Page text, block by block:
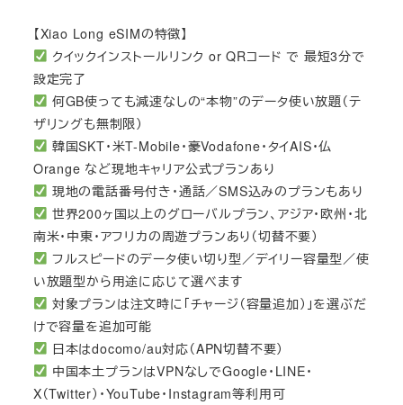
【Xiao Long eSIMの特徴】
クイックインストールリンク or QRコード で 最短3分で
設定完了
何GB使っても減速なしの“本物”のデータ使い放題（テ
ザリングも無制限）
韓国SKT・米T-Mobile・豪Vodafone・タイAIS・仏
Orange など現地キャリア公式プランあり
現地の電話番号付き・通話／SMS込みのプランもあり
世界200ヶ国以上のグローバルプラン、アジア・欧州・北
南米・中東・アフリカの周遊プランあり（切替不要）
フルスピードのデータ使い切り型／デイリー容量型／使
い放題型から用途に応じて選べます
対象プランは注文時に「チャージ（容量追加）」を選ぶだ
けで容量を追加可能
日本はdocomo/au対応（APN切替不要）
中国本土プランはVPNなしでGoogle・LINE・
X（Twitter）・YouTube・Instagram等利用可